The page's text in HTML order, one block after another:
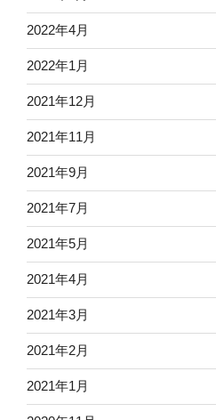
2022年4月
2022年1月
2021年12月
2021年11月
2021年9月
2021年7月
2021年5月
2021年4月
2021年3月
2021年2月
2021年1月